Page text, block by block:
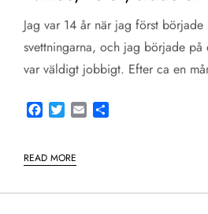
Jag var 14 år när jag först
svettningarna, och jag började på
var väldigt jobbigt. Efter ca en
Facebook
TwitterEmail
READ MORE